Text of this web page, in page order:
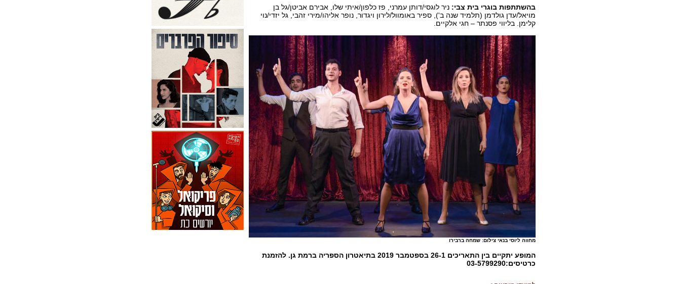
בהשתתפות בוגרי בית צבי: ניר לוגסי/דותן עמרני, פז כלפון/איתי שלו, אבירם אביטן/גל בן
מויאל/עדן גולדמן (תלמיד שנה ב'), ספיר באומוול/לירון ויגדור, נופר אליהו/מירי זהבי, גל יזדי/נוי
קלימן. בליווי פסנתר – חגי אלקיים.
מחווה ליוסי בנאי צילום: שמחה ברבירו
המופע יתקיים בין התאריכים 26-1 בספטמבר 2019 בתיאטרון הספריה ברמת גן. להזמנת
כרטיסים:03-5799290